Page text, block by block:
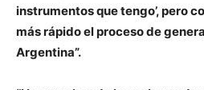
instrumentos que tengo’, pero
más rápido el proceso de
Argentina”.